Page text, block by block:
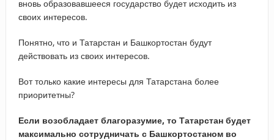
вновь образовавшееся государство будет исходить из
своих интересов.
Понятно, что и Татарстан и Башкортостан будут
действовать из своих интересов.
Вот только какие интересы для Татарстана более
приоритетны?
Если возобладает благоразумие, то Татарстан будет
максимально сотрудничать с Башкортостаном во